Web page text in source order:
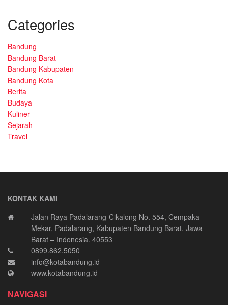
Categories
Bandung
Bandung Barat
Bandung Kabupaten
Bandung Kota
Berita
Budaya
Kuliner
Sejarah
Travel
KONTAK KAMI
Jalan Raya Padalarang-Cikalong No. 554, Cempaka
Mekar, Padalarang, Kabupaten Bandung Barat, Jawa
Barat – Indonesia. 40553
0899.862.5050
info@kotabandung.id
www.kotabandung.id
NAVIGASI